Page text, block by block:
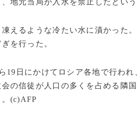
地元当局が入水を禁止したという
えるような冷たい水に漬かった
を行った。
日にかけてロシア各地で行われ
の信徒が人口の多くを占める隣
(c)AFP